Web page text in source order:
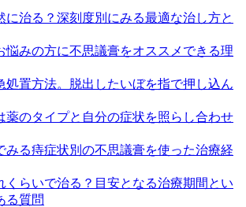
に治る？深刻度別にみる最適な治し方と
悩みの方に不思議膏をオススメできる理
処置方法。脱出したいぼを指で押し込ん
薬のタイプと自分の症状を照らし合わせ
みる痔症状別の不思議膏を使った治療経
くらいで治る？目安となる治療期間とい
る質問